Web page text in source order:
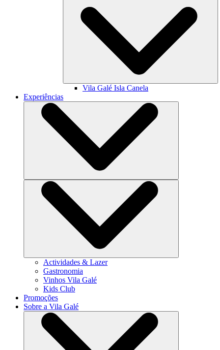
Vila Galé Isla Canela
Experiências
Actividades & Lazer
Gastronomia
Vinhos Vila Galé
Kids Club
Promoções
Sobre a Vila Galé